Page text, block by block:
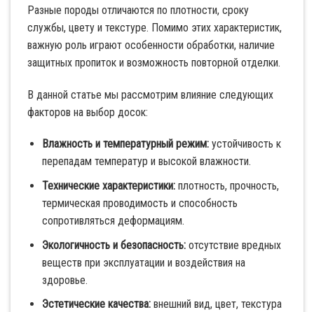
Разные породы отличаются по плотности, сроку
службы, цвету и текстуре. Помимо этих характеристик,
важную роль играют особенности обработки, наличие
защитных пропиток и возможность повторной отделки.
В данной статье мы рассмотрим влияние следующих
факторов на выбор досок:
Влажность и температурный режим:устойчивость к
перепадам температур и высокой влажности.
Технические характеристики:плотность, прочность,
термическая проводимость и способность
сопротивляться деформациям.
Экологичность и безопасность:отсутствие вредных
веществ при эксплуатации и воздействия на
здоровье.
Эстетические качества:внешний вид, цвет, текстура